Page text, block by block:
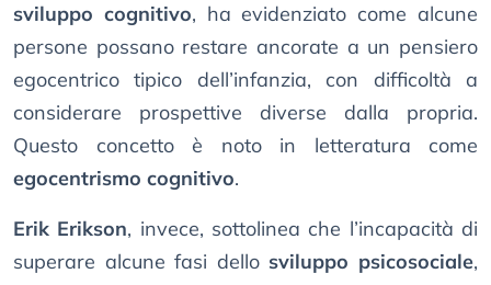
sviluppo cognitivo, ha evidenziato come alcune
persone possano restare ancorate a un pensiero
egocentrico tipico dell’infanzia, con difficoltà a
considerare prospettive diverse dalla propria.
Questo concetto è noto in letteratura come
egocentrismo cognitivo.
Erik Erikson, invece, sottolinea che l’incapacità di
superare alcune fasi dello sviluppo psicosociale,